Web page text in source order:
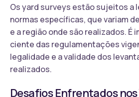
Os yard surveys estão sujeitos a
normas específicas, que variam
e a região onde são realizados. É
ciente das regulamentações
legalidade e a validade dos
realizados.
Desafios Enfrentados